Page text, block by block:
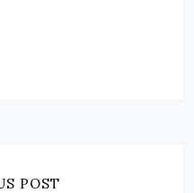
POST